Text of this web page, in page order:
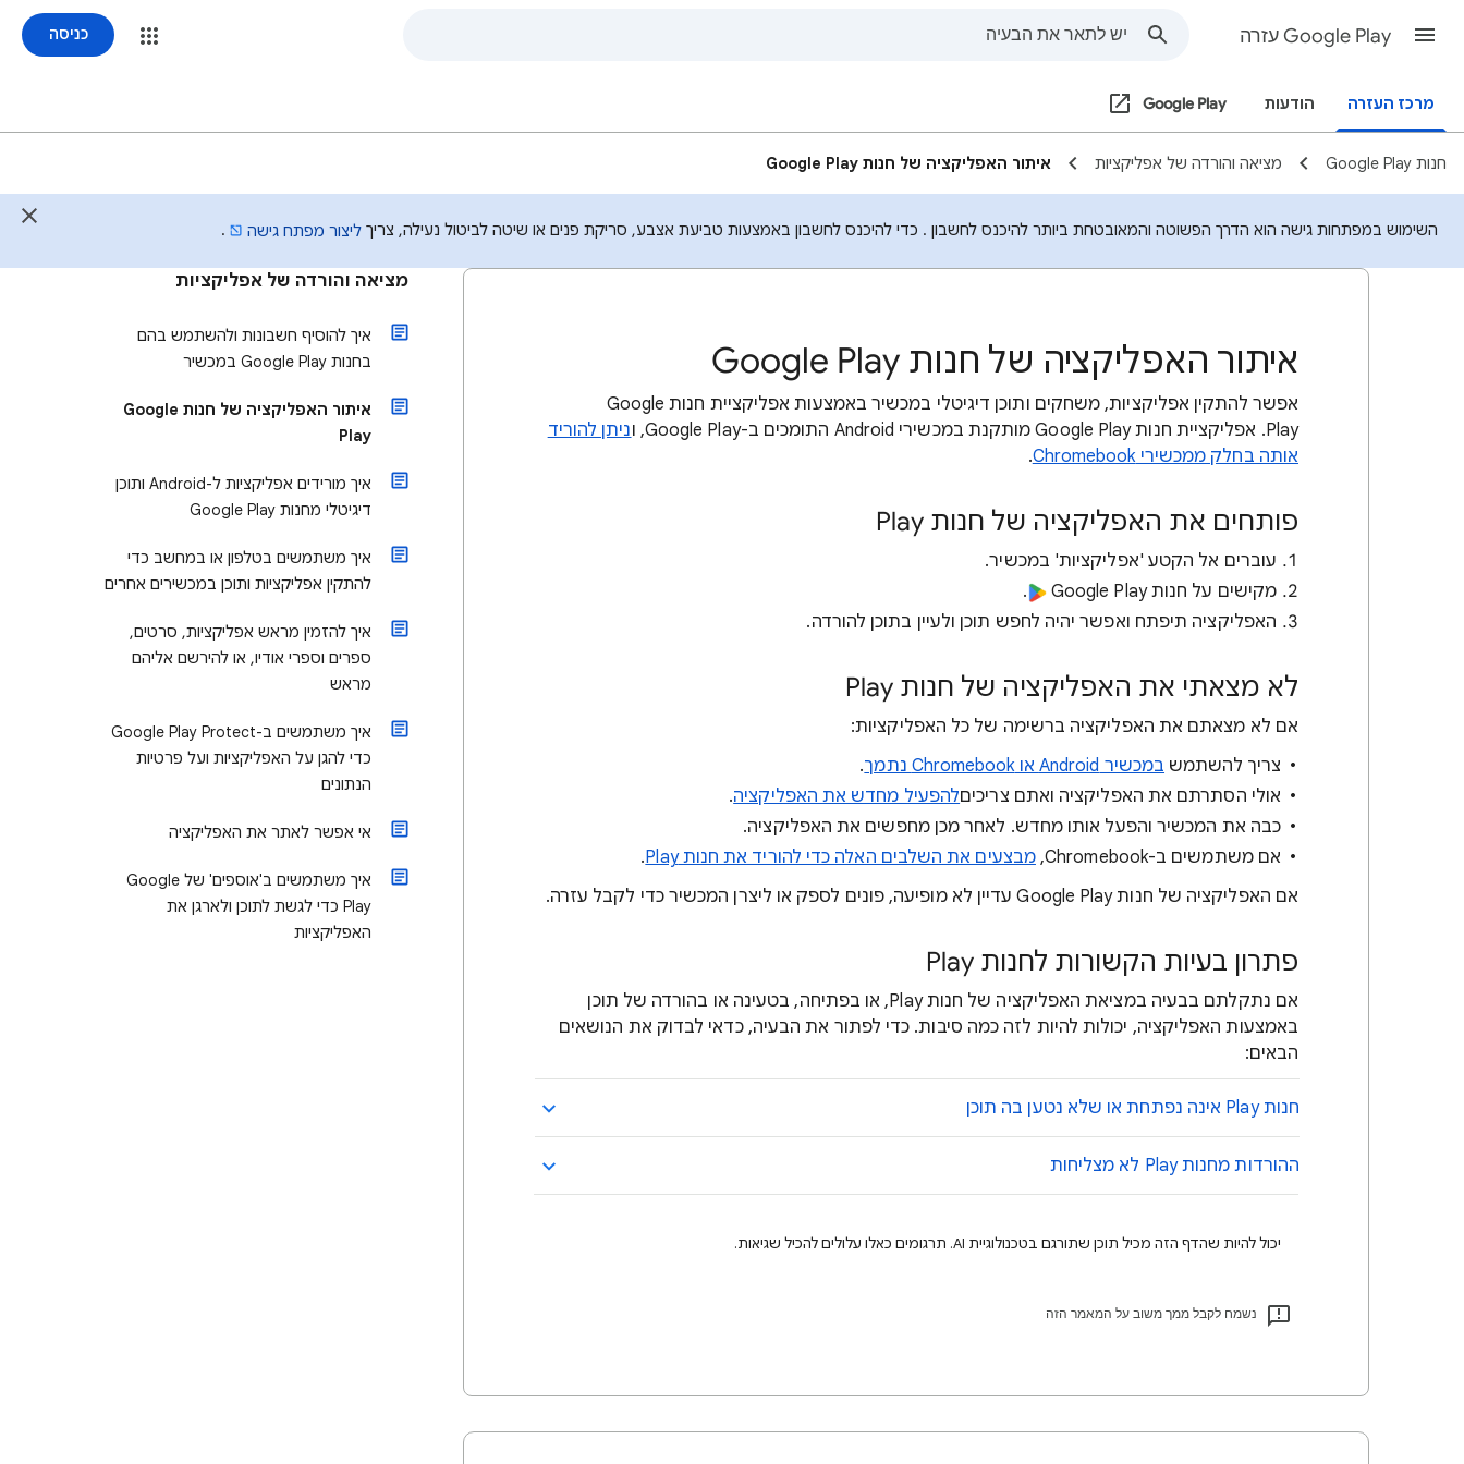
Google Play עזרה כניסה
מרכז העזרה הודעות Google Play
חנות Google Play מציאה והורדה של אפליקציות איתור האפליקציה של חנות Google Play
השימוש במפתחות גישה הוא הדרך הפשוטה והמאובטחת ביותר להיכנס לחשבון . כדי להיכנס לחשבון באמצעות טביעת אצבע, סריקת פנים או שיטה לביטול נעילה, צריך ליצור מפתח גישה .
איתור האפליקציה של חנות Google Play
אפשר להתקין אפליקציות, משחקים ותוכן דיגיטלי במכשיר באמצעות אפליקציית חנות Google
Play. אפליקציית חנות Google Play מותקנת במכשירי Android התומכים ב-Google Play, ו
ניתן להוריד
אותה בחלק ממכשירי Chromebook
.
פותחים את האפליקציה של חנות Play
עוברים אל הקטע 'אפליקציות' במכשיר.
מקישים על חנות Google Play
.
האפליקציה תיפתח ואפשר יהיה לחפש תוכן ולעיין בתוכן להורדה.
לא מצאתי את האפליקציה של חנות Play
אם לא מצאתם את האפליקציה ברשימה של כל האפליקציות:
צריך להשתמש במכשיר Android או Chromebook נתמך
.
אולי הסתרתם את האפליקציה ואתם צריכיםלהפעיל מחדש את האפליקציה.
כבה את המכשיר והפעל אותו מחדש. לאחר מכן מחפשים את האפליקציה.
אם משתמשים ב-Chromebook,
מבצעים את השלבים האלה כדי להוריד את חנות Play
.
אם האפליקציה של חנות Google Play עדיין לא מופיעה, פונים לספק או ליצרן המכשיר כדי לקבל עזרה.
פתרון בעיות הקשורות לחנות Play
אם נתקלתם בבעיה במציאת האפליקציה של חנות Play, או בפתיחה, בטעינה או בהורדה של תוכן
באמצעות האפליקציה, יכולות להיות לזה כמה סיבות. כדי לפתור את הבעיה, כדאי לבדוק את הנושאים
הבאים:
חנות Play אינה נפתחת או שלא נטען בה תוכן
ההורדות מחנות Play לא מצליחות
יכול להיות שהדף הזה מכיל תוכן שתורגם בטכנולוגיית AI. תרגומים כאלו עלולים להכיל שגיאות.
נשמח לקבל ממך משוב על המאמר הזה
מציאה והורדה של אפליקציות
איך להוסיף חשבונות ולהשתמש בהם
בחנות Google Play במכשיר
איתור האפליקציה של חנות Google
Play
איך מורידים אפליקציות ל-Android ותוכן
דיגיטלי מחנות Google Play
איך משתמשים בטלפון או במחשב כדי
להתקין אפליקציות ותוכן במכשירים אחרים
איך להזמין מראש אפליקציות, סרטים,
ספרים וספרי אודיו, או להירשם אליהם
מראש
איך משתמשים ב-Google Play Protect
כדי להגן על האפליקציות ועל פרטיות
הנתונים
אי אפשר לאתר את האפליקציה
איך משתמשים ב'אוספים' של Google
Play כדי לגשת לתוכן ולארגן את
האפליקציות